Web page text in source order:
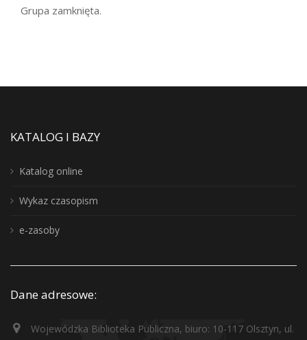
Grupa zamknięta.
KATALOG I BAZY
Katalog online
Wykaz czasopism
e-zasoby
Dane adresowe:
Wojewódzka Biblioteka Publiczna, biuro: 10-117 Olsztyn, ul.